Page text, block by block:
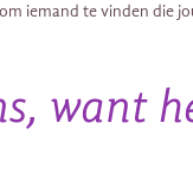
iemand te vinden
want